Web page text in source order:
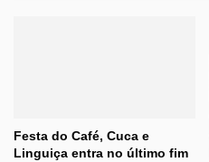
Festa do Café, Cuca e
Linguiça entra no último fim